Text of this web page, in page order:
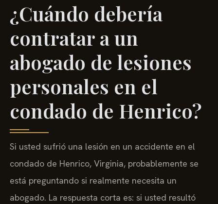
¿Cuándo debería
contratar a un
abogado de lesiones
personales en el
condado de Henrico?
Si usted sufrió una lesión en un accidente en el
condado de Henrico, Virginia, probablemente se
está preguntando si realmente necesita un
abogado. La respuesta corta es: si usted resultó